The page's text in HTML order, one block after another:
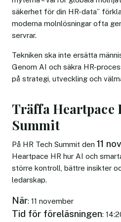
säkerhet för din HR-data”
moderna molnlösningar ofta
servrar.
Tekniken ska inte ersätta
Genom AI och säkra HR-
på strategi, utveckling och
Träffa Heartpace
Summit
På HR Tech Summit den 11
Heartpace HR hur AI och
större kontroll, bättre insikter
ledarskap.
När: 11 november
Tid för föreläsningen: